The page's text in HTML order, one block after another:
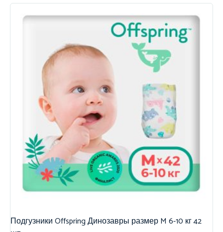
Подгузники Offspring Динозавры размер M 6-10 кг 42